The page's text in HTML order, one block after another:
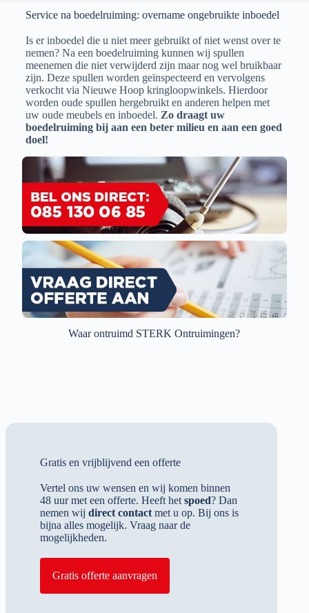
Service na boedelruiming: overname ongebruikte inboedel
Is er inboedel die u niet meer gebruikt of niet wenst over te
nemen? Na een boedelruiming kunnen wij spullen
meenemen die niet verwijderd zijn maar nog wel bruikbaar
zijn. Deze spullen worden geïnspecteerd en vervolgens
verkocht via Nieuwe Hoop kringloopwinkels. Hierdoor
worden oude spullen hergebruikt en anderen helpen met
uw oude meubels en inboedel. Zo draagt uw
boedelruiming bij aan een beter milieu en aan een goed
doel!
Waar ontruimd STERK Ontruimingen?
Gratis en vrijblijvend een offerte
Vertel ons uw wensen en wij komen binnen
48 uur met een offerte. Heeft het spoed? Dan
nemen wij direct contact met u op. Bij ons is
bijna alles mogelijk. Vraag naar de
mogelijkheden.
Gratis offerte aanvragen